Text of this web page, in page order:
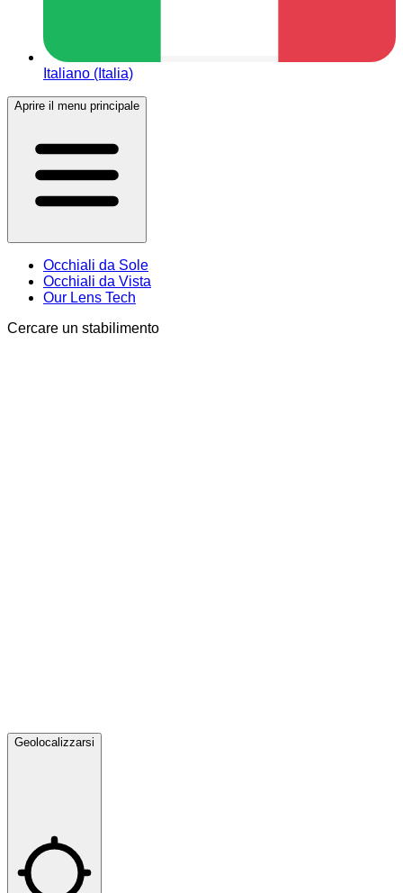
Italiano (Italia)
Aprire il menu principale
Occhiali da Sole
Occhiali da Vista
Our Lens Tech
Cercare un stabilimento
Geolocalizzarsi